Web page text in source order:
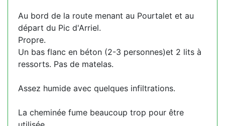
Au bord de la route menant au Pourtalet et au
départ du Pic d'Arriel.
Propre.
Un bas flanc en béton (2-3 personnes)et 2 lits à
ressorts. Pas de matelas.
Assez humide avec quelques infiltrations.
La cheminée fume beaucoup trop pour être